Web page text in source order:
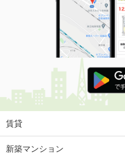
賃貸
新築マンション